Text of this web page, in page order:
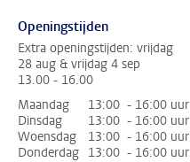
Openingstijden
Extra openingstijden: vrijdag
28 aug & vrijdag 4 sep
13.00 - 16.00
Maandag
13:00 - 16:00 uur
Dinsdag
13:00 - 16:00 uur
Woensdag
13:00 - 16:00 uur
Donderdag 13:00 - 16:00 uur